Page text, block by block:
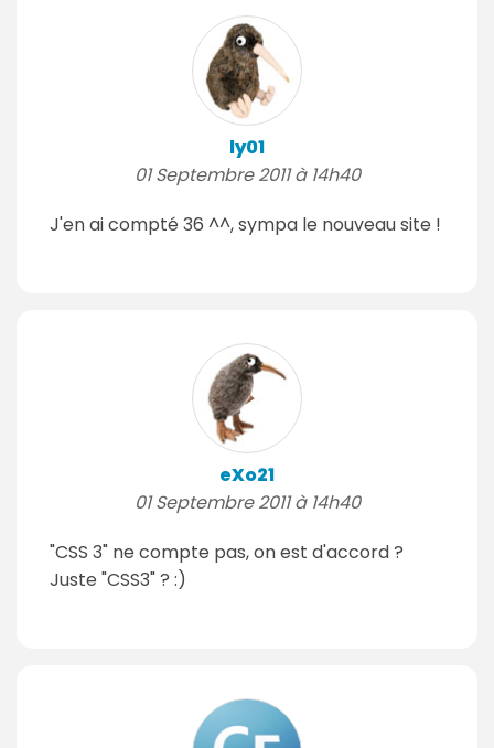
ly01
01 Septembre 2011 à 14h40
J'en ai compté 36 ^^, sympa le nouveau site !
eXo21
01 Septembre 2011 à 14h40
"CSS 3" ne compte pas, on est d'accord ?
Juste "CSS3" ? :)